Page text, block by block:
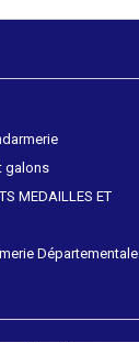
galons
MEDAILLES ET
Départementale